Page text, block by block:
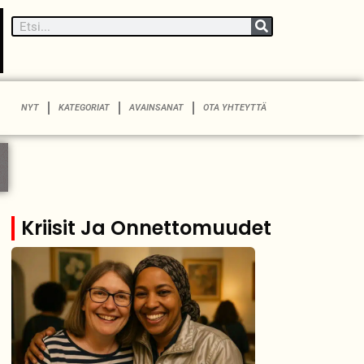
NYT KATEGORIAT AVAINSANAT OTA YHTEYTTÄ
Kriisit Ja Onnettomuudet